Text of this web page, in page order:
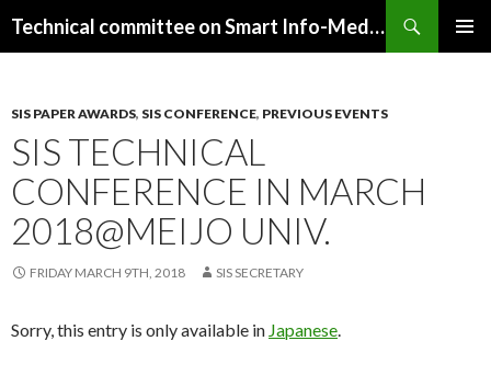
Technical committee on Smart Info-Media Systems (SIS), IEICE
SIS PAPER AWARDS, SIS CONFERENCE, PREVIOUS EVENTS
SIS TECHNICAL
CONFERENCE IN MARCH
2018@MEIJO UNIV.
FRIDAY MARCH 9TH, 2018 SIS SECRETARY
Sorry, this entry is only available in Japanese.